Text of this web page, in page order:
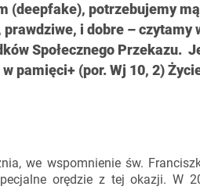
(deepfake), potrzebujemy
i dobre – czytamy
Społecznego Przekazu.
pamięci+ (por. Wj 10, 2)
we wspomnienie św.
orędzie z tej okazji. W